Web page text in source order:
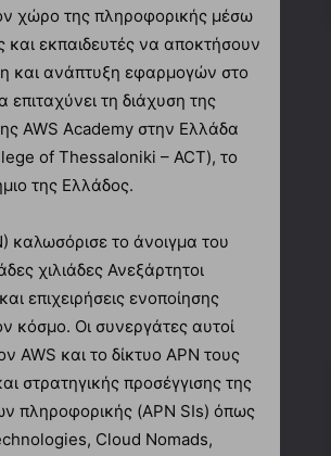
χώρο της πληροφορικής μέσω
εκπαιδευτές να αποκτήσουν
και ανάπτυξη εφαρμογών στο
τη διάχυση της
AWS Academy στην Ελλάδα
of Thessaloniki – ACT), το
της Ελλάδος.
καλωσόρισε το άνοιγμα του
χιλιάδες Ανεξάρτητοι
επιχειρήσεις ενοποίησης
κόσμο. Οι συνεργάτες αυτοί
AWS και το δίκτυο APN τους
στρατηγικής προσέγγισης της
πληροφορικής (APN SIs) όπως
Cloud Nomads,